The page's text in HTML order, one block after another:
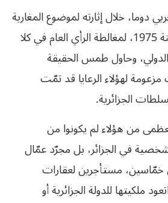
دوما، خلال إثارته لموضوع المغاربة
الذين غادروا الجزائر سنة 1975، لمغالطة الرأي العام في كلا
وحاول طمس الحقيقة
لهؤلاء الرعايا قد تمّت
الجزائرية.
من هؤلاء لم يكونوا من
في الجزائر، بل مجرّد عمّال
مستأجرين لعقارات
ملكيتها للدولة الجزائرية أو